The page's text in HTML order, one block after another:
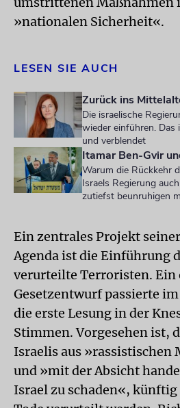
»nationalen Sicherheit«.
LESEN SIE AUCH
Zurück ins
Die israelische
wieder einführen. Das
und verblendet
Itamar Ben-Gvir
Warum die Rückkehr
Israels Regierung
zutiefst beunruhigen
Ein zentrales Projekt
Agenda ist die Einführung
verurteilte Terroristen. Ein
Gesetzentwurf passierte
die erste Lesung in der
Stimmen. Vorgesehen ist,
Israelis aus »rassistischen
und »mit der Absicht
Israel zu schaden«,